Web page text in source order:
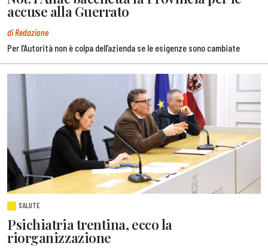
accuse alla Guerrato
di Redazione
Per l’Autorità non è colpa dell’azienda se le esigenze sono cambiate
SALUTE
Psichiatria trentina, ecco la
riorganizzazione